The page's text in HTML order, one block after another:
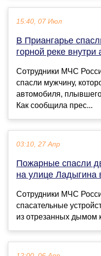
15:40, 07 Июл
В Приангарье
горной реке внутри
Сотрудники МЧС
спасли мужчину,
автомобиля,
Как сообщила прес...
03:10, 27 Апр
Пожарные спасли
на улице Ладыгина
Сотрудники МЧС
спасательные
из отрезанных дымом